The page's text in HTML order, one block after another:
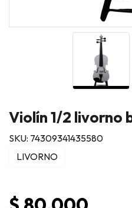
Violín 1/2 livorno
SKU: 74309341435580
LIVORNO